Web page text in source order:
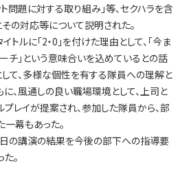
問題に対する取り組み」等、セクハラを含
の対応等について説明された。
ルに「2・0」を付けた理由として、「今ま
チ」という意味合いを込めているとの話
して、多様な個性を有する隊員への理解と
、風通しの良い職場環境として、上司と
レイが提案され、参加した隊員から、部
幕もあった。
の講演の結果を今後の部下への指導要
。